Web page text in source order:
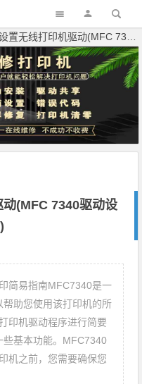
印机驱动(MFC 7340驱动设置方法及无线打印简易指南)
(MFC 7340驱动设
简易指南MFC7340是一
助您使用该打印机的所
印机驱动程序进行简要
基本功能。MFC7340
机之前，您需要确保您